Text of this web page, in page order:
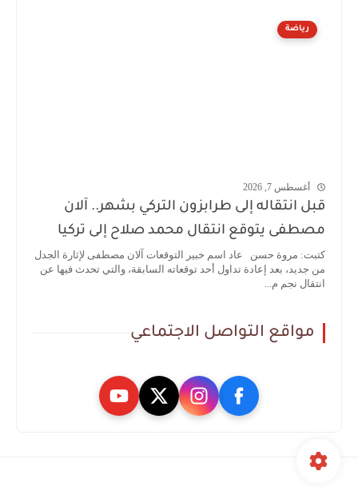
رياضة
أغسطس 7, 2026
قبل انتقاله إلى طرابزون التركي بشهر.. آلان
مصطفى يتوقع انتقال محمد صلاح إلى تركيا
كتبت: مروة حسن عاد اسم خبير التوقعات آلان مصطفى لإثارة الجدل
من جديد، بعد إعادة تداول أحد توقعاته السابقة، والتي تحدث فيها عن
انتقال نجم م...
مواقع التواصل الاجتماعي